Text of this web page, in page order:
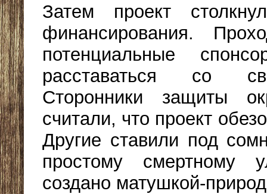
Затем проект
финансирования.
потенциальные
расставаться со
Сторонники защиты
считали, что проект
Другие ставили под
простому смертному
создано матушкой-